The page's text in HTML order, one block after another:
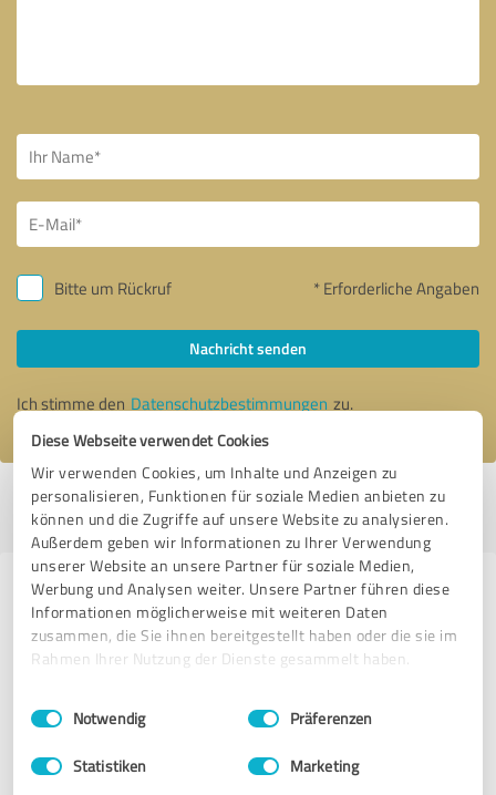
Diese Webseite verwendet Cookies
Wir verwenden Cookies, um Inhalte und Anzeigen zu
personalisieren, Funktionen für soziale Medien anbieten zu
können und die Zugriffe auf unsere Website zu analysieren.
Außerdem geben wir Informationen zu Ihrer Verwendung
unserer Website an unsere Partner für soziale Medien,
Werbung und Analysen weiter. Unsere Partner führen diese
Informationen möglicherweise mit weiteren Daten
zusammen, die Sie ihnen bereitgestellt haben oder die sie im
Rahmen Ihrer Nutzung der Dienste gesammelt haben.
Impressum Datenschutzbestimmungen
Einwilligungsauswahl
Notwendig Präferenzen
Statistiken Marketing
Bitte um Rückruf * Erforderliche Angaben
Nachricht senden
Ich stimme den Datenschutzbestimmungen zu.
Profil aktiv seit 04.07.2016 |Letzte Aktualisierung: 20.07.2026|Profil
melden
Erfahrungen zu weiteren
Anbietern aus dem Bereich IT-
Dienstleistungen
sysmedo GmbH